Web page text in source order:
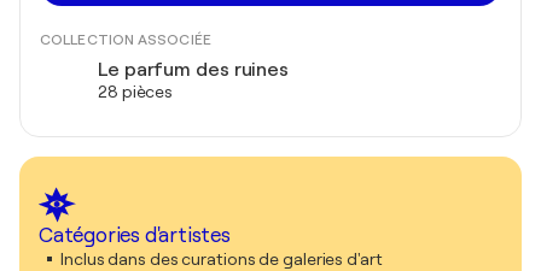
COLLECTION ASSOCIÉE
Le parfum des ruines
28 pièces
Catégories d'artistes
Inclus dans des curations de galeries d'art